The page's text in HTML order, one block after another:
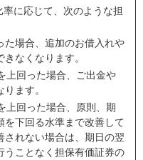
に応じて、次のような担
た場合、追加のお借入れや
なくなります。
上回った場合、ご出金や
ます。
上回った場合、原則、期
を下回る水準まで改善して
されない場合は、期日の翌
うことなく担保有価証券の